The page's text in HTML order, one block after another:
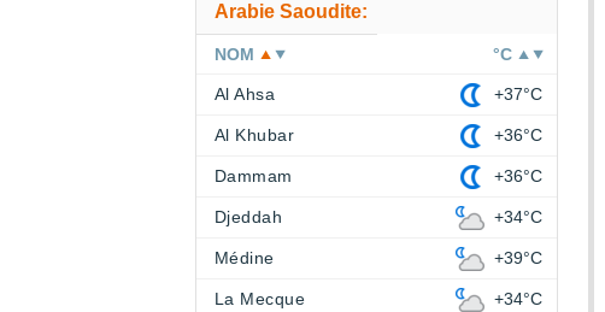
Arabie Saoudite:
NOM °C
Al Ahsa +37°C
Al Khubar +36°C
Dammam +36°C
Djeddah +34°C
Médine +39°C
La Mecque +34°C